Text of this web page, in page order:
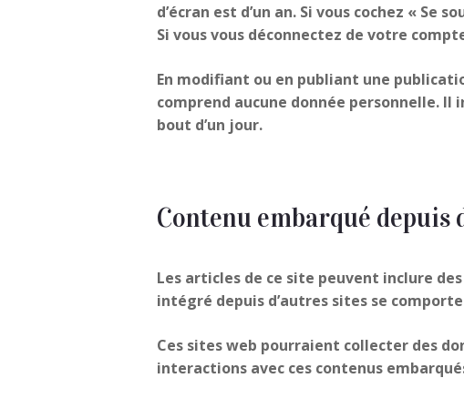
d’écran est d’un an. Si vous cochez «
Si vous vous déconnectez de votre
En modifiant ou en publiant une
comprend aucune donnée personnelle. Il
bout d’un jour.
Contenu embarqué depuis
Les articles de ce site peuvent inclure
intégré depuis d’autres sites se
Ces sites web pourraient collecter des
interactions avec ces contenus